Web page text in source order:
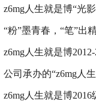
z6mg人生就是博“光
“粉”墨青春，“笔”出
z6mg人生就是博
公司承办的“z6mg人
z6mg人生就是博